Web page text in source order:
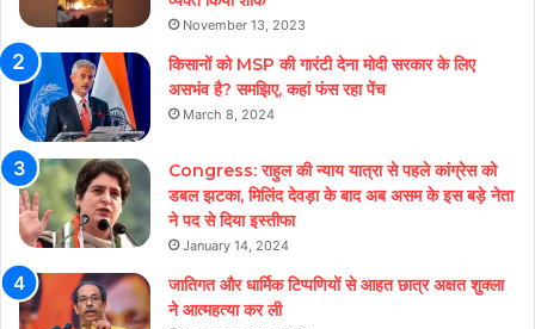
November 13, 2023
किसानों को MSP की गारंटी देना मोदी सरकार के लिए
असभंव है? समझिए, कहां फंस रहा पेंच
March 8, 2024
Congress: राहुल की न्याय यात्रा से पहले कांग्रेस को
डबल झटका, मिलिंद देवड़ा के बाद अब असम के इस बड़े नेता
ने पद से दिया इस्तीफा
January 14, 2024
जातिगत और धार्मिक टिप्पणियों से आहत छात्र अक्षत शुक्ला
ने आत्महत्या कर ली